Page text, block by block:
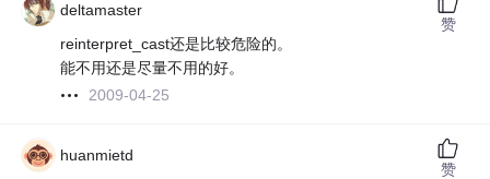
deltamaster
reinterpret_cast还是比较危险的。
能不用还是尽量不用的好。
2009-04-25
赞
huanmietd
赞